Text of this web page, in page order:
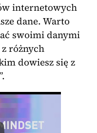
internetowych
dane. Warto
swoimi danymi
różnych
dowiesz się z